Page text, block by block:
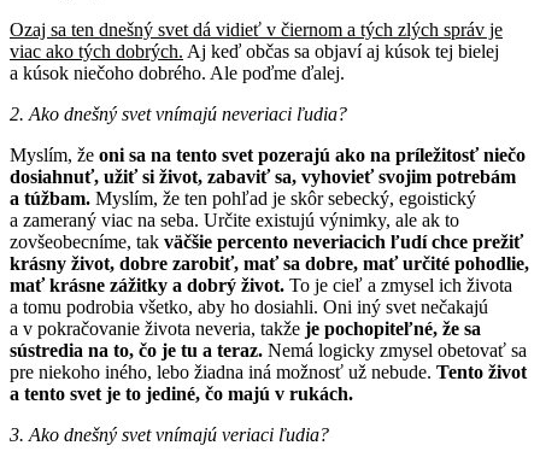
Ozaj sa ten dnešný svet dá vidieť v čiernom a tých zlých správ je
viac ako tých dobrých. Aj keď občas sa objaví aj kúsok tej bielej
a kúsok niečoho dobrého. Ale poďme ďalej.
2. Ako dnešný svet vnímajú neveriaci ľudia?
Myslím, že oni sa na tento svet pozerajú ako na príležitosť niečo
dosiahnuť, užiť si život, zabaviť sa, vyhovieť svojim potrebám
a túžbam. Myslím, že ten pohľad je skôr sebecký, egoistický
a zameraný viac na seba. Určite existujú výnimky, ale ak to
zovšeobecníme, tak väčšie percento neveriacich ľudí chce prežiť
krásny život, dobre zarobiť, mať sa dobre, mať určité pohodlie,
mať krásne zážitky a dobrý život. To je cieľ a zmysel ich života
a tomu podrobia všetko, aby ho dosiahli. Oni iný svet nečakajú
a v pokračovanie života neveria, takže je pochopiteľné, že sa
sústredia na to, čo je tu a teraz. Nemá logicky zmysel obetovať sa
pre niekoho iného, lebo žiadna iná možnosť už nebude. Tento život
a tento svet je to jediné, čo majú v rukách.
3. Ako dnešný svet vnímajú veriaci ľudia?